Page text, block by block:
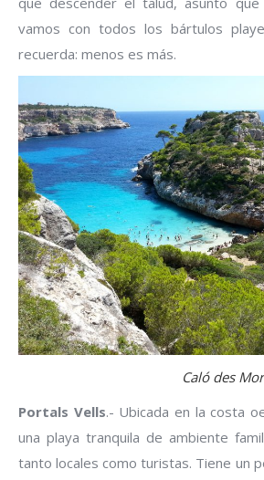
vamos con todos los bártulos
recuerda: menos es más.
Caló des
Portals Vells.- Ubicada en la costa
una playa tranquila de ambiente
tanto locales como turistas. Tiene un